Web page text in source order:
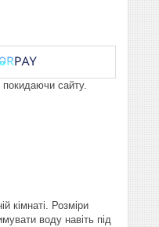
покидаючи сайту.
кімнаті. Розміри
воду навіть під